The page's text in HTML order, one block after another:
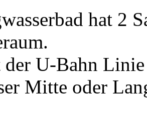
hat 2
U-Bahn
Mitte oder